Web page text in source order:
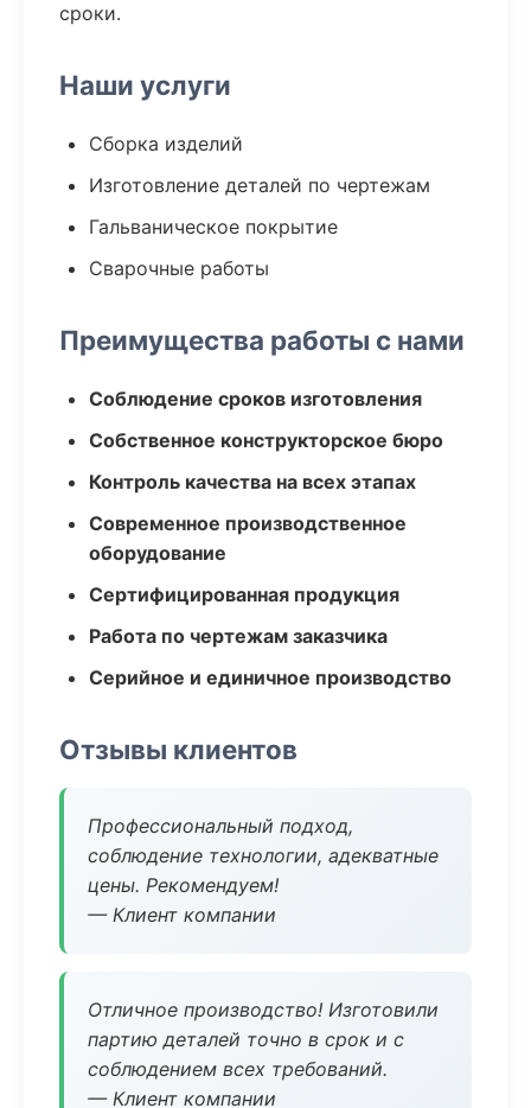
сроки.
Наши услуги
Сборка изделий
Изготовление деталей по чертежам
Гальваническое покрытие
Сварочные работы
Преимущества работы с нами
Соблюдение сроков изготовления
Собственное конструкторское бюро
Контроль качества на всех этапах
Современное производственное
оборудование
Сертифицированная продукция
Работа по чертежам заказчика
Серийное и единичное производство
Отзывы клиентов
Профессиональный подход,
соблюдение технологии, адекватные
цены. Рекомендуем!
— Клиент компании
Отличное производство! Изготовили
партию деталей точно в срок и с
соблюдением всех требований.
— Клиент компании